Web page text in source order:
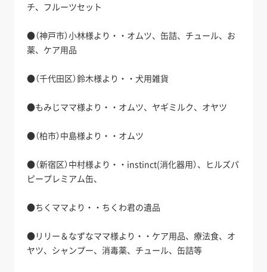
チ、フルーツセット
●（神戸市）小林様より・・オムツ、缶詰、チュール、お
薬、ケア用品
●（千代田区）鈴木様より・・犬用雑貨
●もみじママ様より・・オムツ、ヤギミルク、オヤツ
●（柏市）中島様より・・オムツ
●（新宿区）中村様より・・instinct(消化器用）、ヒルズパ
ピープレミアム缶、
●ちくママより・・ちくわ君の遺品
●リリー＆なずなママ様より・・ケア用品、療法食、オ
ヤツ、シャンプー、消毒薬、チュール、缶詰等